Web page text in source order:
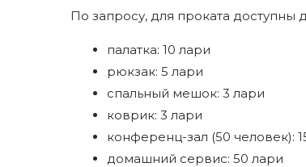
По запросу, для проката доступны
палатка: 10 лари
рюкзак: 5 лари
спальный мешок: 3 лари
коврик: 3 лари
конференц-зал (50 человек):
домашний сервис: 50 лари